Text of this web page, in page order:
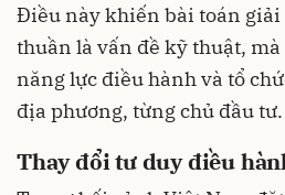
Điều này khiến bài toán
thuần là vấn đề kỹ thuật,
năng lực điều hành và tổ
địa phương, từng chủ đầu tư.
Thay đổi tư duy điều